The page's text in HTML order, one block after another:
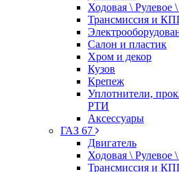
Ходовая \ Рулевое
Трансмиссия и
Салон и пластик
Хром и декор
Кузов
Крепеж
Уплотнители,
РТИ
Аксессуары
ГАЗ 67
Двигатель
Ходовая \ Рулевое
Трансмиссия и